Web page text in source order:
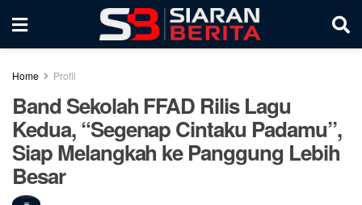
Home Profil
Band Sekolah FFAD Rilis Lagu
Kedua, “Segenap Cintaku Padamu”,
Siap Melangkah ke Panggung Lebih
Besar